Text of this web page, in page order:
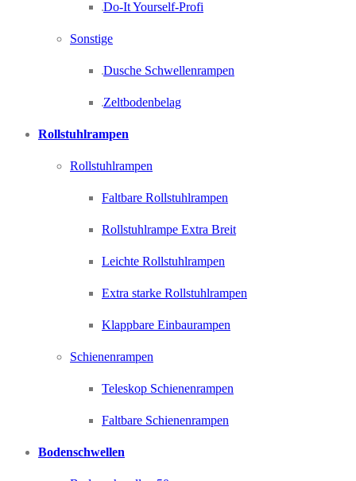
Do-It Yourself-Profi
Sonstige
Dusche Schwellenrampen
Zeltbodenbelag
Rollstuhlrampen
Rollstuhlrampen
Faltbare Rollstuhlrampen
Rollstuhlrampe Extra Breit
Leichte Rollstuhlrampen
Extra starke Rollstuhlrampen
Klappbare Einbaurampen
Schienenrampen
Teleskop Schienenrampen
Faltbare Schienenrampen
Bodenschwellen